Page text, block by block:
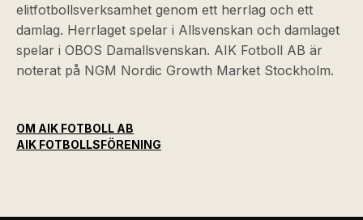
elitfotbollsverksamhet genom ett herrlag och ett
damlag. Herrlaget spelar i Allsvenskan och damlaget
spelar i OBOS Damallsvenskan. AIK Fotboll AB är
noterat på NGM Nordic Growth Market Stockholm.
OM AIK FOTBOLL AB
AIK FOTBOLLSFÖRENING